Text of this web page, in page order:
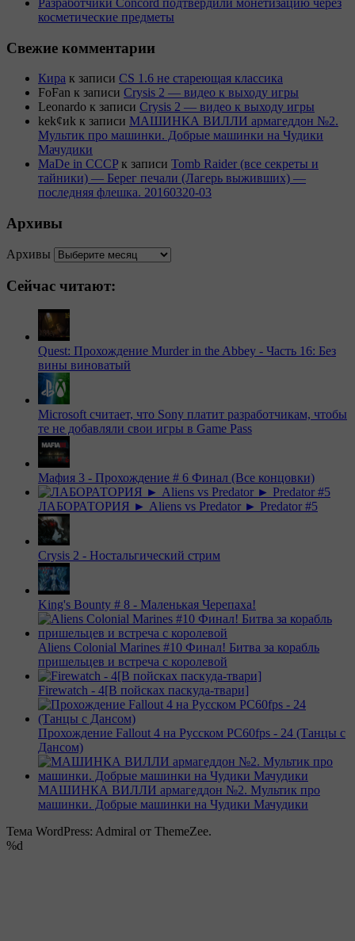
Разработчики Concord подтвердили монетизацию через
косметические предметы
Свежие комментарии
Кира к записи CS 1.6 не стареющая классика
FoFan к записи Crysis 2 — видео к выходу игры
Leonardo к записи Crysis 2 — видео к выходу игры
kek¢иk к записи МАШИНКА ВИЛЛИ армагеддон №2.
Мультик про машинки. Добрые машинки на Чудики
Мачудики
MaDe in CCCP к записи Tomb Raider (все секреты и
тайники) — Берег печали (Лагерь выживших) —
последняя флешка. 20160320-03
Архивы
Архивы
Сейчас читают:
Quest: Прохождение Murder in the Abbey - Часть 16: Без
вины виноватый
Microsoft считает, что Sony платит разработчикам, чтобы
те не добавляли свои игры в Game Pass
Мафия 3 - Прохождение # 6 Финал (Все концовки)
ЛАБОРАТОРИЯ ► Aliens vs Predator ► Predator #5
Crysis 2 - Ностальгический стрим
King's Bounty # 8 - Маленькая Черепаха!
Aliens Colonial Marines #10 Финал! Битва за корабль
пришельцев и встреча с королевой
Firewatch - 4[В пойсках паскуда-твари]
Прохождение Fallout 4 на Русском PС60fps - 24 (Танцы с
Дансом)
МАШИНКА ВИЛЛИ армагеддон №2. Мультик про
машинки. Добрые машинки на Чудики Мачудики
Тема WordPress: Admiral от ThemeZee.
%d